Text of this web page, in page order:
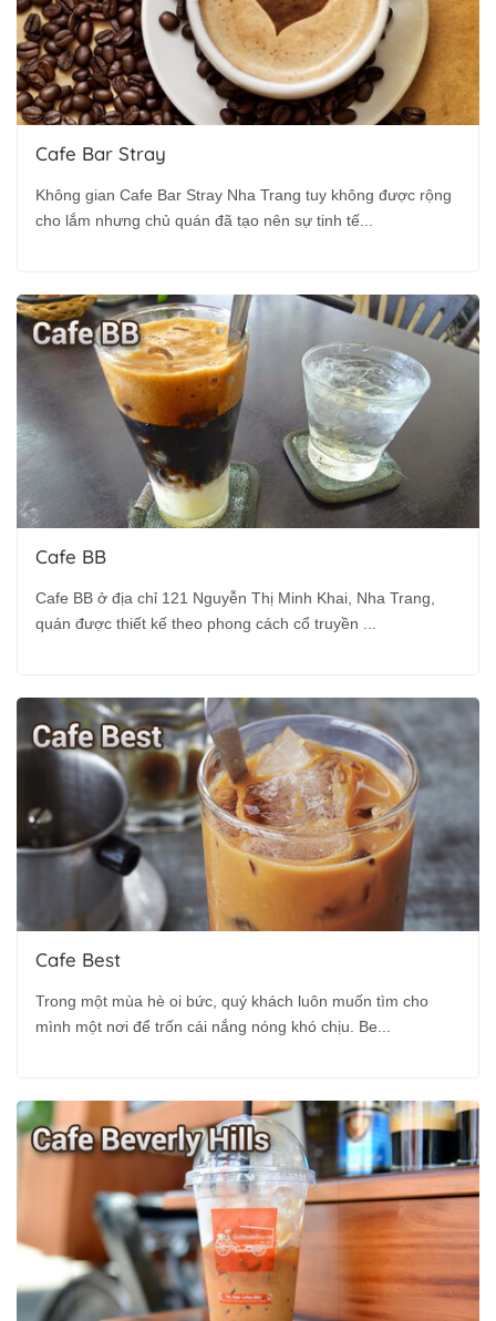
Cafe Bar Stray
Không gian Cafe Bar Stray Nha Trang tuy không được rộng
cho lắm nhưng chủ quán đã tạo nên sự tinh tế...
Cafe BB
Cafe BB ở địa chỉ 121 Nguyễn Thị Minh Khai, Nha Trang,
quán được thiết kế theo phong cách cổ truyền ...
Cafe Best
Trong một mùa hè oi bức, quý khách luôn muốn tìm cho
mình một nơi để trốn cái nắng nóng khó chịu. Be...